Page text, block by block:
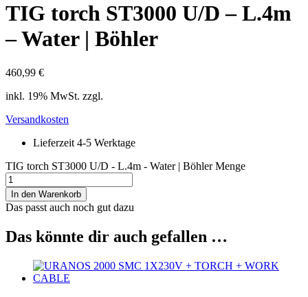
TIG torch ST3000 U/D – L.4m
– Water | Böhler
460,99 €
inkl. 19% MwSt. zzgl.
Versandkosten
Lieferzeit 4-5 Werktage
TIG torch ST3000 U/D - L.4m - Water | Böhler Menge
In den Warenkorb
Das passt auch noch gut dazu
Das könnte dir auch gefallen …